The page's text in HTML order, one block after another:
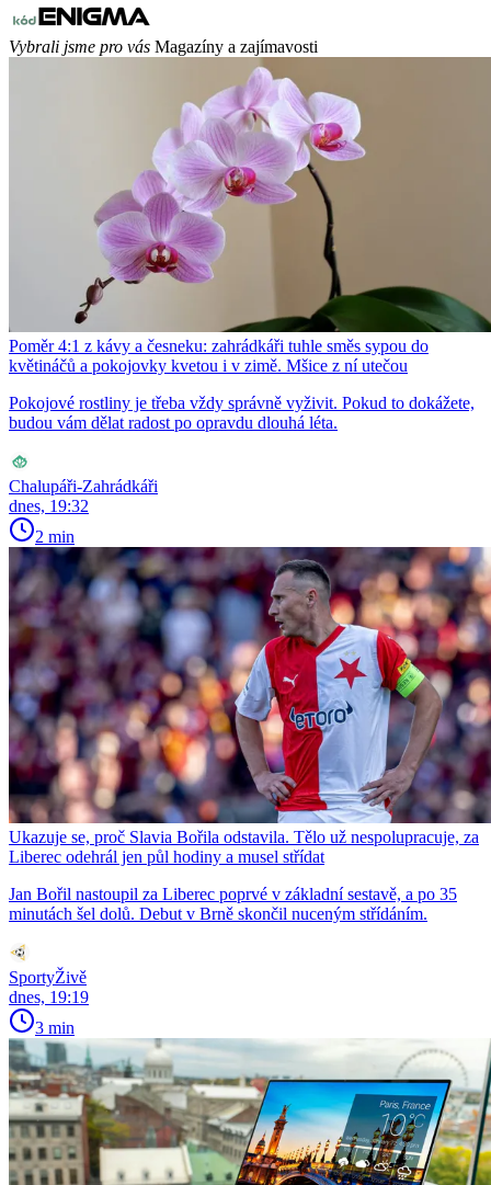
Vybrali jsme pro vás Magazíny a zajímavosti
Poměr 4:1 z kávy a česneku: zahrádkáři tuhle směs sypou do
květináčů a pokojovky kvetou i v zimě. Mšice z ní utečou
Pokojové rostliny je třeba vždy správně vyživit. Pokud to dokážete,
budou vám dělat radost po opravdu dlouhá léta.
Chalupáři-Zahrádkáři
dnes, 19:32
2 min
Ukazuje se, proč Slavia Bořila odstavila. Tělo už nespolupracuje, za
Liberec odehrál jen půl hodiny a musel střídat
Jan Bořil nastoupil za Liberec poprvé v základní sestavě, a po 35
minutách šel dolů. Debut v Brně skončil nuceným střídáním.
SportyŽivě
dnes, 19:19
3 min